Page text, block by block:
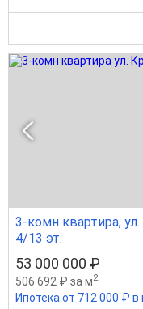
3-комн квартира,
4/13 эт.
53 000 000 ₽
506 692 ₽ за м2
Ипотека от 712 000 ₽ в